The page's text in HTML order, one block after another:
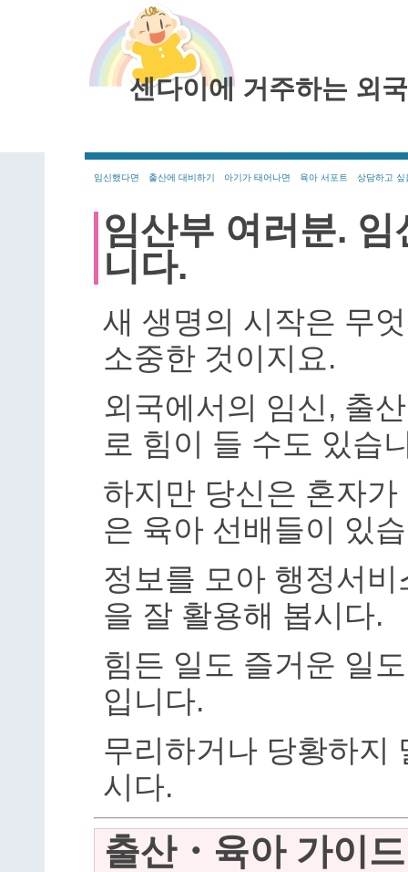
센다이에 거주하는 외
임신했다면 출산에 대비하기 아기가 태어나면 육아 서포트 상담하고 싶
임산부 여러분.
니다.
새 생명의 시작은 무
소중한 것이지요.
외국에서의 임신, 출
로 힘이 들 수도 있습
하지만 당신은 혼자
은 육아 선배들이 있
정보를 모아 행정서
을 잘 활용해 봅시다.
힘든 일도 즐거운 일
입니다.
무리하거나 당황하지
시다.
출산・육아 가이